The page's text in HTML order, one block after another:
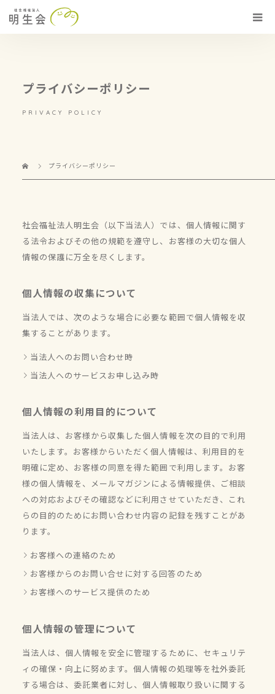
プライバシーポリシー
PRIVACY POLICY
プライバシーポリシー
社会福祉法人明生会（以下当法人）では、個人情報に関す
る法令およびその他の規範を遵守し、お客様の大切な個人
情報の保護に万全を尽くします。
個人情報の収集について
当法人では、次のような場合に必要な範囲で個人情報を収
集することがあります。
当法人へのお問い合わせ時
当法人へのサービスお申し込み時
個人情報の利用目的について
当法人は、お客様から収集した個人情報を次の目的で利用
いたします。お客様からいただく個人情報は、利用目的を
明確に定め、お客様の同意を得た範囲で利用します。お客
様の個人情報を、メールマガジンによる情報提供、ご相談
への対応およびその確認などに利用させていただき、これ
らの目的のためにお問い合わせ内容の記録を残すことがあ
ります。
お客様への連絡のため
お客様からのお問い合せに対する回答のため
お客様へのサービス提供のため
個人情報の管理について
当法人は、個人情報を安全に管理するために、セキュリテ
ィの確保・向上に努めます。個人情報の処理等を社外委託
する場合は、委託業者に対し、個人情報取り扱いに関する